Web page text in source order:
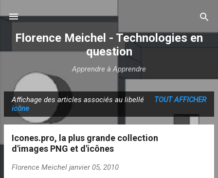
Florence Meichel - Technologies en
question
Apprendre à Apprendre
r
Affichage des articles associés au libellé
icône
TOUT AFFICHER
Icones.pro, la plus grande collection
d'images PNG et d'icônes
Florence Meichel janvier 05, 2010